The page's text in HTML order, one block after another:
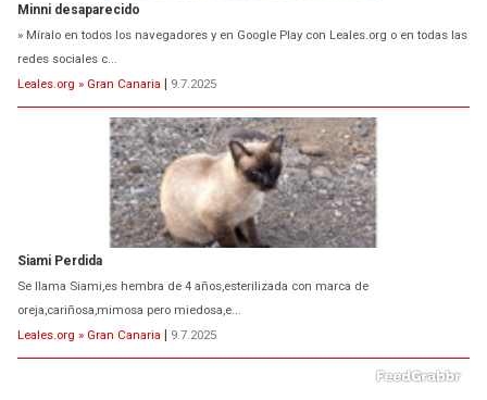
Minni desaparecido
» Míralo en todos los navegadores y en Google Play con Leales.org o en todas las
redes sociales c...
Leales.org » Gran Canaria | 9.7.2025
Siami Perdida
Se llama Siami,es hembra de 4 años,esterilizada con marca de
oreja,cariñosa,mimosa pero miedosa,e...
Leales.org » Gran Canaria | 9.7.2025